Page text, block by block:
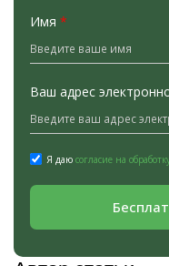
Имя *
Ваш адрес
Я даю согласие на